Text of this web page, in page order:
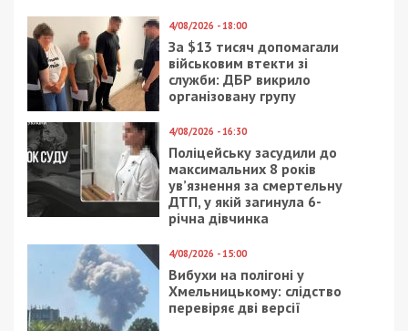
4/08/2026 - 18:00
За $13 тисяч допомагали
військовим втекти зі
служби: ДБР викрило
організовану групу
4/08/2026 - 16:30
Поліцейську засудили до
максимальних 8 років
ув’язнення за смертельну
ДТП, у якій загинула 6-
річна дівчинка
4/08/2026 - 15:00
Вибухи на полігоні у
Хмельницькому: слідство
перевіряє дві версії